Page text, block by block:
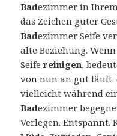
Badezimmer in
das Zeichen guter
Badezimmer Seife
alte Beziehung.
Seifereinigen,
von nun an gut läuft.
vielleicht während
Badezimmer
Verlegen. Entspannt.